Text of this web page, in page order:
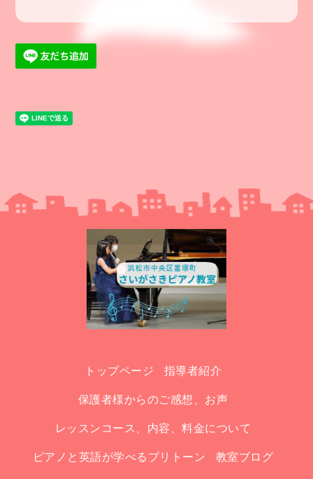
トップページ 指導者紹介
保護者様からのご感想、お声
レッスンコース、内容、料金について
ピアノと英語が学べるプリトーン 教室ブログ